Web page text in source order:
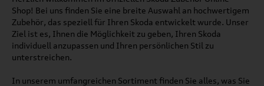
Shop! Bei uns finden Sie eine breite Auswahl an hochwertigem
Zubehör, das speziell für Ihren Skoda entwickelt wurde. Unser
Ziel ist es, Ihnen die Möglichkeit zu geben, Ihren Skoda
individuell anzupassen und Ihren persönlichen Stil zu
unterstreichen.
In unserem umfangreichen Sortiment finden Sie alles, was Sie